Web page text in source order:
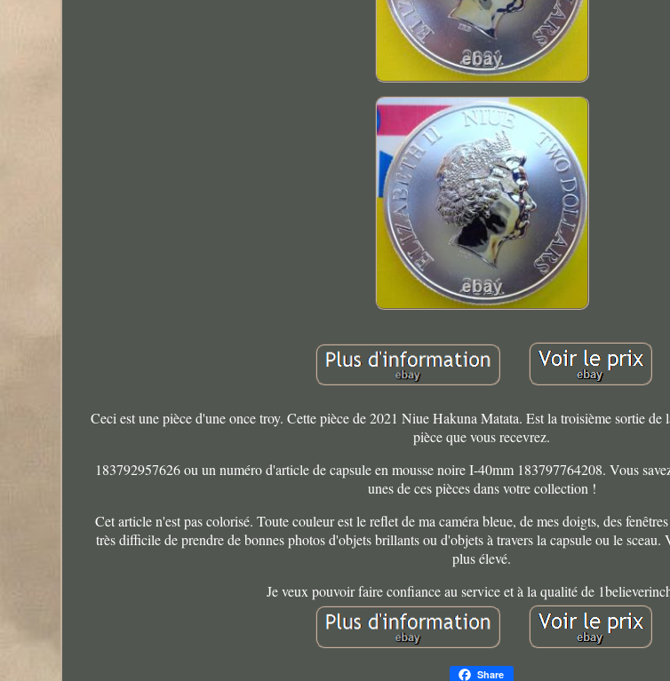
Ceci est une pièce d'une once troy. Cette pièce de 2021 Niue Hakuna Matata. Est la troisième sortie
pièce que vous recevrez.
183792957626 ou un numéro d'article de capsule en mousse noire I-40mm 183797764208. Vous
unes de ces pièces dans votre collection !
Cet article n'est pas colorisé. Toute couleur est le reflet de ma caméra bleue, de mes doigts, des
très difficile de prendre de bonnes photos d'objets brillants ou d'objets à travers la capsule ou le
plus élevé.
Je veux pouvoir faire confiance au service et à la qualité de
Share